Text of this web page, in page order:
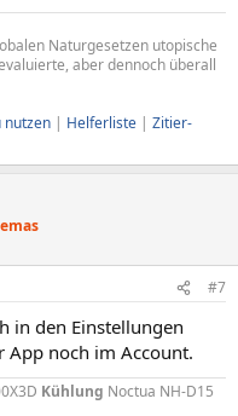
Naturgesetzen utopische
aber dennoch überall
nutzen | Helferliste | Zitier-
#7
in den Einstellungen
App noch im Account.
Kühlung Noctua NH-D15